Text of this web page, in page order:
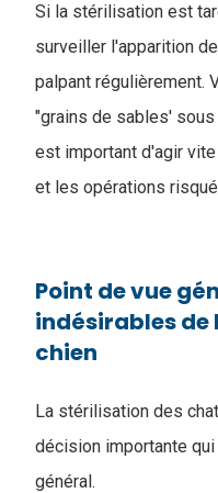
Si la stérilisation est
surveiller l'apparition
palpant régulièrement.
"grains de sables'
est important d'agir
et les opérations
Point de vue
indésirables
chien
La stérilisation des
décision importante
général.